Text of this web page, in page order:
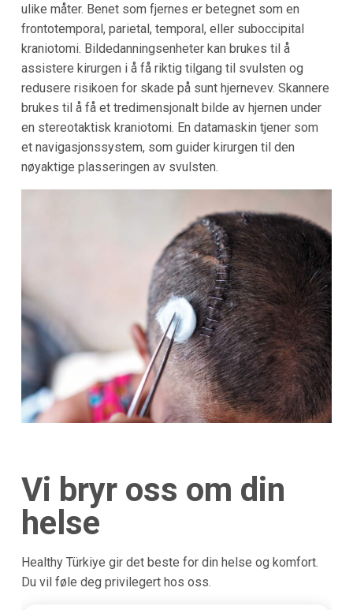
ulike måter. Benet som fjernes er betegnet som en
frontotemporal, parietal, temporal, eller suboccipital
kraniotomi. Bildedanningsenheter kan brukes til å
assistere kirurgen i å få riktig tilgang til svulsten og
redusere risikoen for skade på sunt hjernevev. Skannere
brukes til å få et tredimensjonalt bilde av hjernen under
en stereotaktisk kraniotomi. En datamaskin tjener som
et navigasjonssystem, som guider kirurgen til den
nøyaktige plasseringen av svulsten.
Vi bryr oss om din
helse
Healthy Türkiye gir det beste for din helse og komfort.
Du vil føle deg privilegert hos oss.